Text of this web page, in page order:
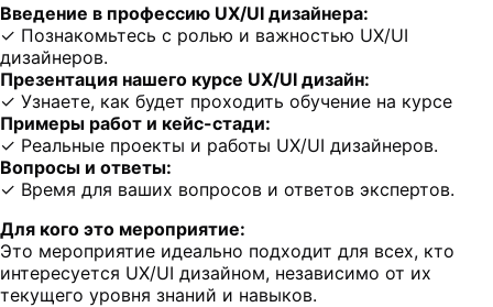
Введение в профессию UX/UI дизайнера:
✓ Познакомьтесь с ролью и важностью UX/UI
дизайнеров.
Презентация нашего курсе UX/UI дизайн:
✓ Узнаете, как будет проходить обучение на курсе
Примеры работ и кейс-стади:
✓ Реальные проекты и работы UX/UI дизайнеров.
Вопросы и ответы:
✓ Время для ваших вопросов и ответов экспертов.
Для кого это мероприятие:
Это мероприятие идеально подходит для всех, кто
интересуется UX/UI дизайном, независимо от их
текущего уровня знаний и навыков.